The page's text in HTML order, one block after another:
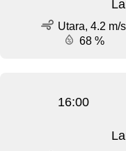
Utara, 4.2 m/s
68 %
16:00